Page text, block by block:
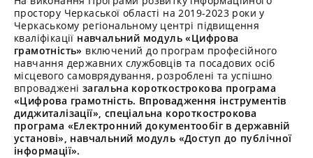
простору Черкаської області на 2019-2023 роки у
Черкаському регіональному центрі підвищення
кваліфікації навчальний модуль «Цифрова
грамотність» включений до програм професійного
навчання державних службовців та посадових осіб
місцевого самоврядування, розроблені та успішно
впроваджені загальна короткострокова програма
«Цифрова грамотність. Впровадження інструментів
диджиталізації», спеціальна короткострокова
програма «Електронний документообіг в державній
установі», навчальний модуль «Доступ до публічної
інформації».